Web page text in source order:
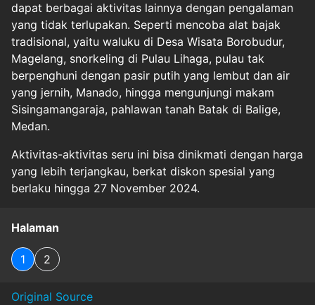
dapat berbagai aktivitas lainnya dengan pengalaman
yang tidak terlupakan. Seperti mencoba alat bajak
tradisional, yaitu waluku di Desa Wisata Borobudur,
Magelang, snorkeling di Pulau Lihaga, pulau tak
berpenghuni dengan pasir putih yang lembut dan air
yang jernih, Manado, hingga mengunjungi makam
Sisingamangaraja, pahlawan tanah Batak di Balige,
Medan.
Aktivitas-aktivitas seru ini bisa dinikmati dengan harga
yang lebih terjangkau, berkat diskon spesial yang
berlaku hingga 27 November 2024.
Halaman
1 2
Original Source